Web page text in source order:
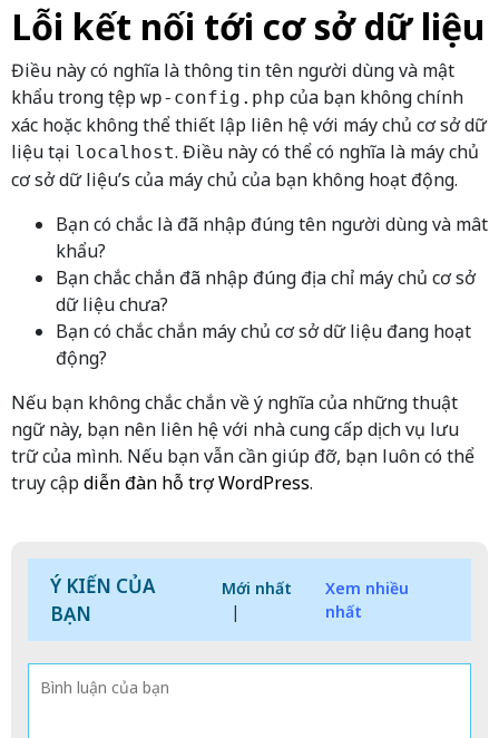
Lỗi kết nối tới cơ sở dữ liệu
Điều này có nghĩa là thông tin tên người dùng và mật
khẩu trong tệp wp-config.php của bạn không chính
xác hoặc không thể thiết lập liên hệ với máy chủ cơ sở dữ
liệu tại localhost. Điều này có thể có nghĩa là máy chủ
cơ sở dữ liệu’s của máy chủ của bạn không hoạt động.
Bạn có chắc là đã nhập đúng tên người dùng và mât
khẩu?
Bạn chắc chắn đã nhập đúng địa chỉ máy chủ cơ sở
dữ liệu chưa?
Bạn có chắc chắn máy chủ cơ sở dữ liệu đang hoạt
động?
Nếu bạn không chắc chắn về ý nghĩa của những thuật
ngữ này, bạn nên liên hệ với nhà cung cấp dịch vụ lưu
trữ của mình. Nếu bạn vẫn cần giúp đỡ, bạn luôn có thể
truy cậpdiễn đàn hỗ trợ WordPress.
Ý KIẾN CỦA
BẠN
Mới nhất
|
Xem nhiều
nhất